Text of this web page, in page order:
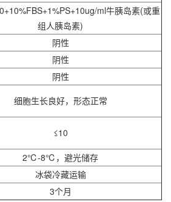
ml牛胰岛素(或重
组人胰岛素)
阴性
阴性
阴性
细胞生长良好，形态正常
≤10
2℃-8℃，避光储存
冰袋冷藏运输
3个月